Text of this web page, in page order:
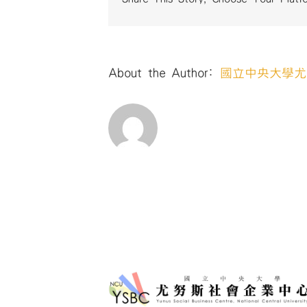
About the Author: 國立中央大學